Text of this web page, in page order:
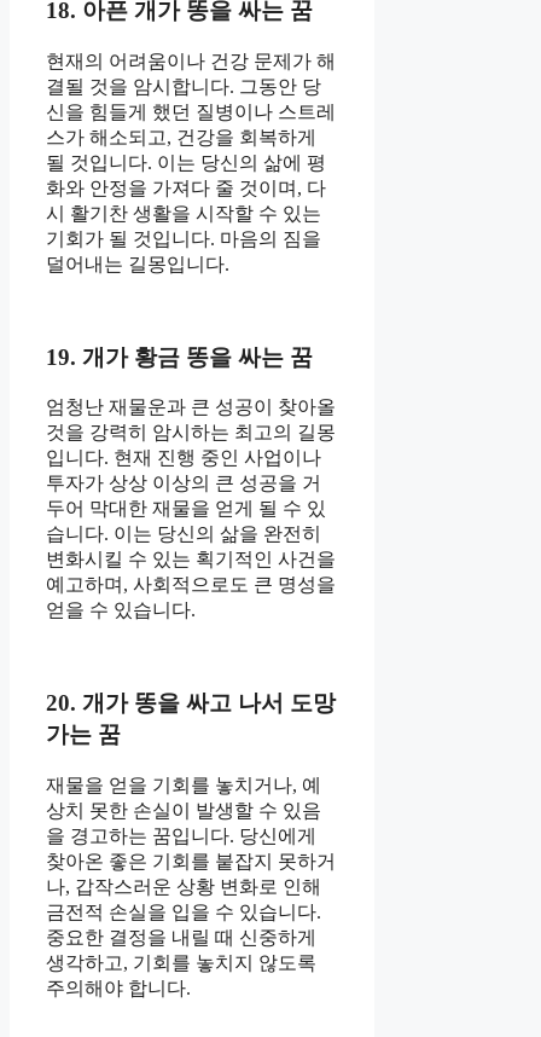
18. 아픈 개가 똥을 싸는 꿈
현재의 어려움이나 건강 문제가 해
결될 것을 암시합니다. 그동안 당
신을 힘들게 했던 질병이나 스트레
스가 해소되고, 건강을 회복하게
될 것입니다. 이는 당신의 삶에 평
화와 안정을 가져다 줄 것이며, 다
시 활기찬 생활을 시작할 수 있는
기회가 될 것입니다. 마음의 짐을
덜어내는 길몽입니다.
19. 개가 황금 똥을 싸는 꿈
엄청난 재물운과 큰 성공이 찾아올
것을 강력히 암시하는 최고의 길몽
입니다. 현재 진행 중인 사업이나
투자가 상상 이상의 큰 성공을 거
두어 막대한 재물을 얻게 될 수 있
습니다. 이는 당신의 삶을 완전히
변화시킬 수 있는 획기적인 사건을
예고하며, 사회적으로도 큰 명성을
얻을 수 있습니다.
20. 개가 똥을 싸고 나서 도망
가는 꿈
재물을 얻을 기회를 놓치거나, 예
상치 못한 손실이 발생할 수 있음
을 경고하는 꿈입니다. 당신에게
찾아온 좋은 기회를 붙잡지 못하거
나, 갑작스러운 상황 변화로 인해
금전적 손실을 입을 수 있습니다.
중요한 결정을 내릴 때 신중하게
생각하고, 기회를 놓치지 않도록
주의해야 합니다.